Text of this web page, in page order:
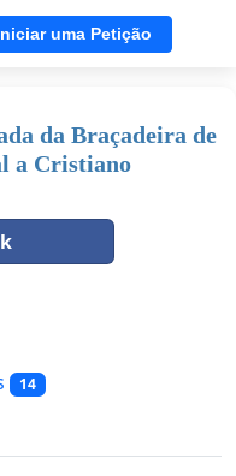
uma Petição
da Braçadeira de
a Cristiano
14